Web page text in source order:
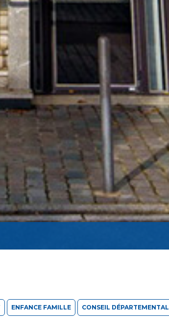
ENFANCE FAMILLE CONSEIL DÉPARTEMENTAL